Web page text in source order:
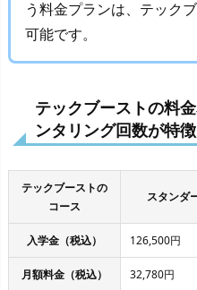
う料金プランは、テック
可能です。
テックブーストの料
ンタリング回数が特徴
テックブーストの
コース
スタンダ
入学金（税込） 126,500円
月額料金（税込） 32,780円